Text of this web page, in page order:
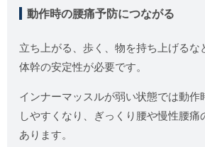
動作時の腰痛予防につながる
立ち上がる、歩く、物を持ち上げるな
体幹の安定性が必要です。
インナーマッスルが弱い状態では動作
しやすくなり、ぎっくり腰や慢性腰
あります。